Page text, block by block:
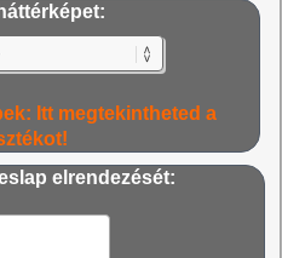
Itt megtekintheted a
elrendezését: